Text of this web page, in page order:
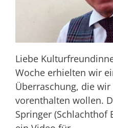
Liebe
Woche erhielten wir
Überraschung, die
vorenthalten wollen.
Springer (Schlachthof